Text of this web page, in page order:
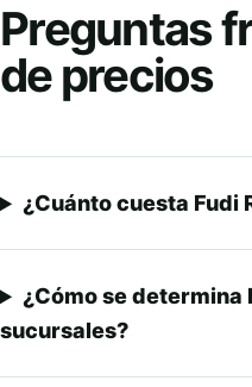
Preguntas
de precios
¿Cuánto cuesta Fudi
¿Cómo se determina
sucursales?